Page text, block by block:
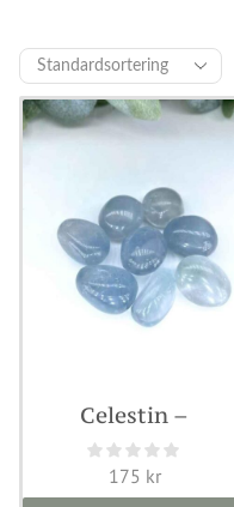
Celestin –
Handpollerad
175 kr